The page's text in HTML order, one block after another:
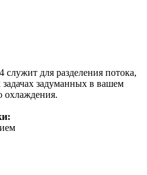
для разделения потока,
задуманных в вашем
охлаждения.